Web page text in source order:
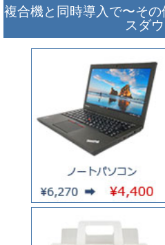
複合機と同時導入で〜そ
スダ